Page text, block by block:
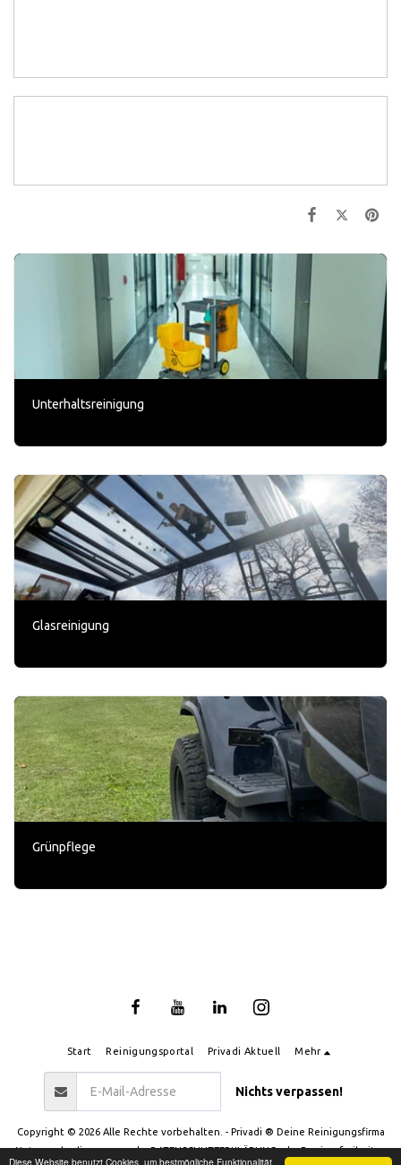
Diese Website benutzt Cookies, um bestmögliche Funktionalität
Unterhaltsreinigung
Glasreinigung
Grünpflege
Start Reinigungsportal Privadi Aktuell Mehr
Nichts verpassen!
Copyright © 2026 Alle Rechte vorbehalten. - Privadi ® Deine Reinigungsfirma
Nutzungsbedingungen|DATENSCHUTZERKLÄRUNG|Barrierefreiheit